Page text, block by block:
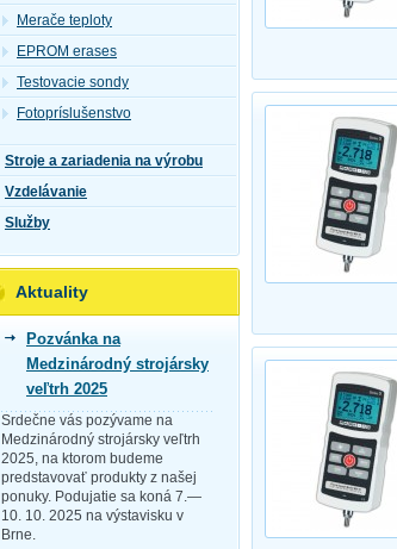
Merače teploty
EPROM erases
Testovacie sondy
Fotopríslušenstvo
Stroje a zariadenia na výrobu
Vzdelávanie
Služby
Aktuality
Pozvánka na
Medzinárodný strojársky
veľtrh 2025
Srdečne vás pozývame na
Medzinárodný strojársky veľtrh
2025, na ktorom budeme
predstavovať produkty z našej
ponuky. Podujatie sa koná 7.—
10. 10. 2025 na výstavisku v
Brne.